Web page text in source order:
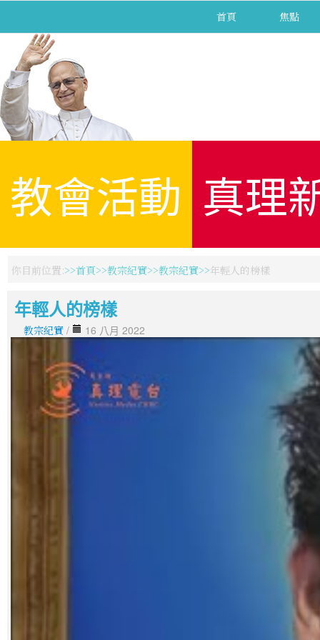
首頁 焦點
教會活動 真理
你目前位置: 首頁 教宗紀實 教宗紀實 年輕人的榜樣
年輕人的榜樣
教宗紀實 / 16 八月 2022